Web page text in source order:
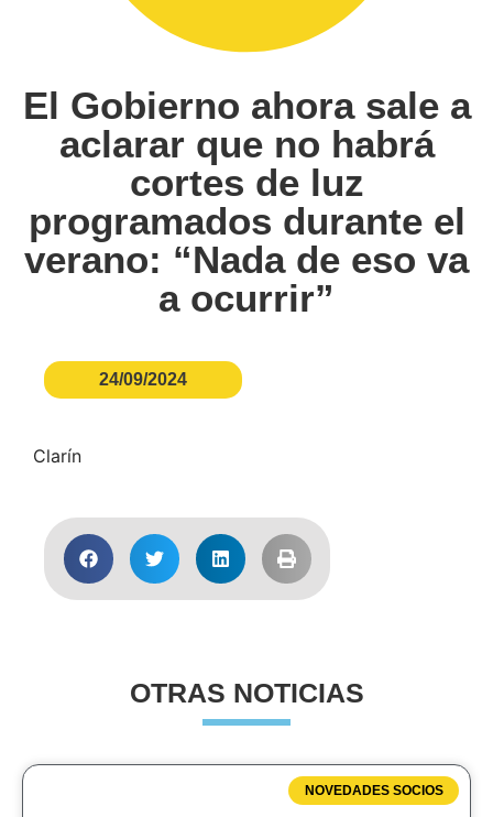
El Gobierno ahora sale a
aclarar que no habrá
cortes de luz
programados durante el
verano: “Nada de eso va
a ocurrir”
24/09/2024
Clarín
OTRAS NOTICIAS
NOVEDADES SOCIOS